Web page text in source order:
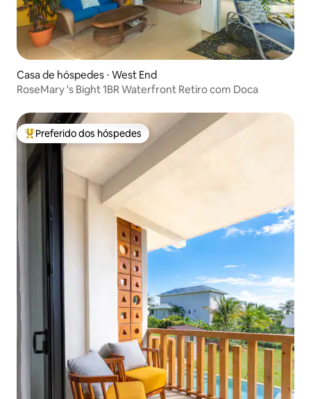
Casa de hóspedes ⋅ West End
RoseMary 's Bight 1BR Waterfront Retiro com Doca
Entre os melhores preferidos dos hóspedes
Preferido dos hóspedes